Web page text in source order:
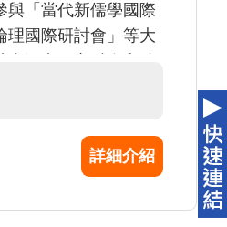
與「當代新儒學國際
理國際研討會」等大
研究倫理中心建置
詳細介紹